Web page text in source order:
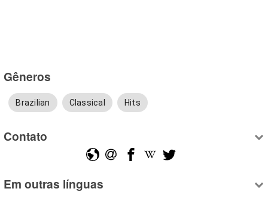
Gêneros
Brazilian Classical Hits
Contato
Em outras línguas